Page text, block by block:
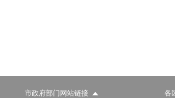
市政府部门网站链接 各